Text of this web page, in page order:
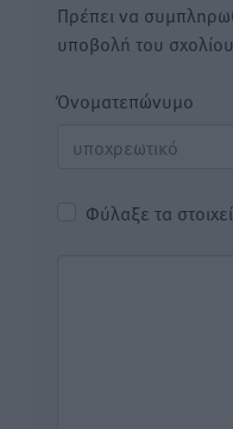
Πρέπει να
υποβολή του
Όνοματεπώνυμο
Φύλαξε τα